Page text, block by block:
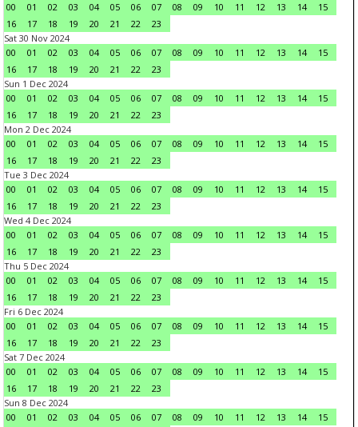
00
01 02 03 04 05 06 07 08 09 10 11 12 13 14
15
16
17 18 19 20 21 22
23
Sat 30 Nov 2024
00
01 02 03 04 05 06 07 08 09 10 11 12 13 14
15
16
17 18 19 20 21 22
23
Sun 1 Dec 2024
00
01 02 03 04 05 06 07 08 09 10 11 12 13 14
15
16
17 18 19 20 21 22
23
Mon 2 Dec 2024
00
01 02 03 04 05 06 07 08 09 10 11 12 13 14
15
16
17 18 19 20 21 22
23
Tue 3 Dec 2024
00
01 02 03 04 05 06 07 08 09 10 11 12 13 14
15
16
17 18 19 20 21 22
23
Wed 4 Dec 2024
00
01 02 03 04 05 06 07 08 09 10 11 12 13 14
15
16
17 18 19 20 21 22
23
Thu 5 Dec 2024
00
01 02 03 04 05 06 07 08 09 10 11 12 13 14
15
16
17 18 19 20 21 22
23
Fri 6 Dec 2024
00
01 02 03 04 05 06 07 08 09 10 11 12 13 14
15
16
17 18 19 20 21 22
23
Sat 7 Dec 2024
00
01 02 03 04 05 06 07 08 09 10 11 12 13 14
15
16
17 18 19 20 21 22
23
Sun 8 Dec 2024
00
01 02 03 04 05 06 07 08 09 10 11 12 13 14
15